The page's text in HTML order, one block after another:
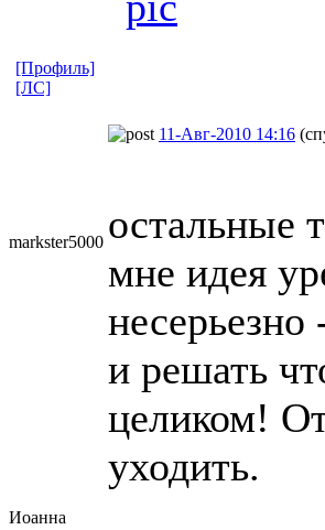
[Профиль]
[ЛС]
markster5000
11-Авг-2010 14:16
остальные
мне идея
и решать
целиком!
уходить.
Иоанна